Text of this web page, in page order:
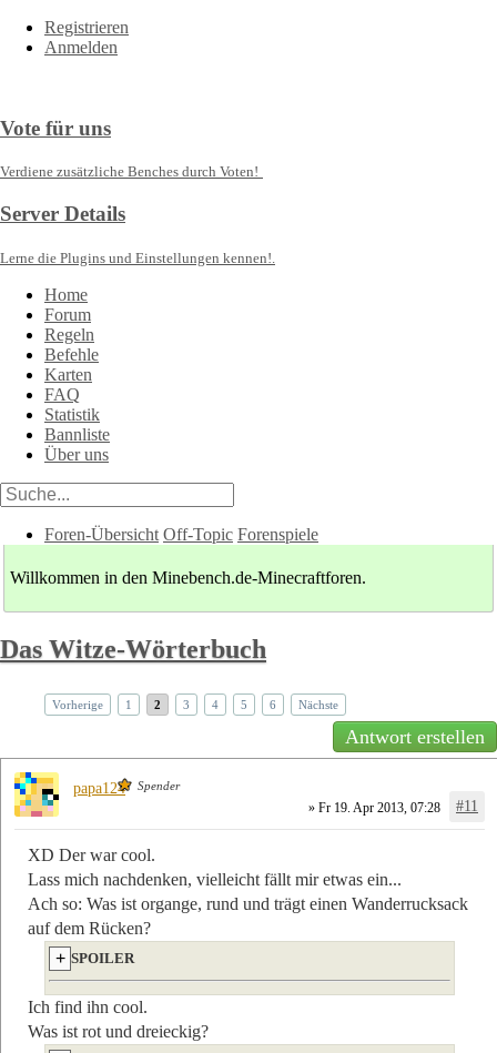
Registrieren
Anmelden
Vote für uns
Verdiene zusätzliche Benches durch Voten!
Server Details
Lerne die Plugins und Einstellungen kennen!.
Home
Forum
Regeln
Befehle
Karten
FAQ
Statistik
Bannliste
Über uns
Foren-Übersicht Off-Topic Forenspiele
Willkommen in den Minebench.de-Minecraftforen.
Das Witze-Wörterbuch
Vorherige 1 2 3 4 5 6 Nächste
Antwort erstellen
» Fr 19. Apr 2013, 07:28 #11
XD Der war cool.
Lass mich nachdenken, vielleicht fällt mir etwas ein...
Ach so: Was ist organge, rund und trägt einen Wanderrucksack
auf dem Rücken?
SPOILER
Ich find ihn cool.
Was ist rot und dreieckig?
papa124 Spender